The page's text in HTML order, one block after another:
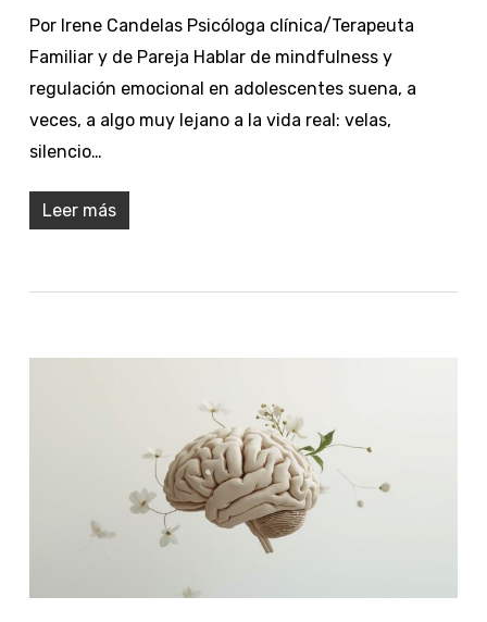
Por Irene Candelas Psicóloga clínica/Terapeuta
Familiar y de Pareja Hablar de mindfulness y
regulación emocional en adolescentes suena, a
veces, a algo muy lejano a la vida real: velas,
silencio…
Leer más